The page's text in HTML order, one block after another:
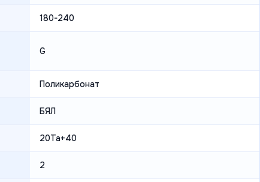
180-240
G
Поликарбонат
БЯЛ
20Ta+40
2